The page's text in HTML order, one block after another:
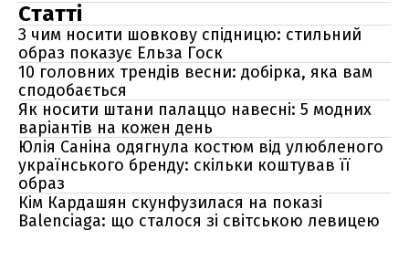
Статті
З чим носити шовкову спідницю: стильний
образ показує Ельза Госк
10 головних трендів весни: добірка, яка вам
сподобається
Як носити штани палаццо навесні: 5 модних
варіантів на кожен день
Юлія Саніна одягнула костюм від улюбленого
українського бренду: скільки коштував її
образ
Кім Кардашян скунфузилася на показі
Balenciaga: що сталося зі світською левицею